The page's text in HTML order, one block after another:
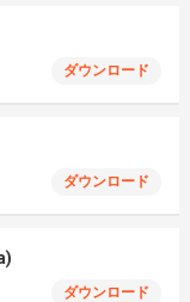
ダウンロード
ダウンロード
ダウンロード